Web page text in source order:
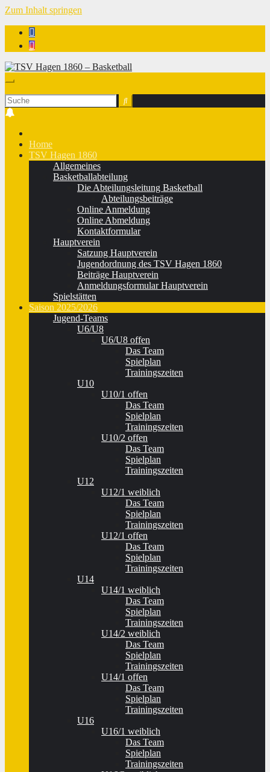
Zum Inhalt springen
Home
TSV Hagen 1860
Allgemeines
Basketballabteilung
Die Abteilungsleitung Basketball
Abteilungsbeiträge
Online Anmeldung
Online Abmeldung
Kontaktformular
Hauptverein
Satzung Hauptverein
Jugendordnung des TSV Hagen 1860
Beiträge Hauptverein
Anmeldungsformular Hauptverein
Spielstätten
Saison 2025/2026
Jugend-Teams
U6/U8
U6/U8 offen
Das Team
Spielplan
Trainingszeiten
U10
U10/1 offen
Das Team
Spielplan
Trainingszeiten
U10/2 offen
Das Team
Spielplan
Trainingszeiten
U12
U12/1 weiblich
Das Team
Spielplan
Trainingszeiten
U12/1 offen
Das Team
Spielplan
Trainingszeiten
U14
U14/1 weiblich
Das Team
Spielplan
Trainingszeiten
U14/2 weiblich
Das Team
Spielplan
Trainingszeiten
U14/1 offen
Das Team
Spielplan
Trainingszeiten
U16
U16/1 weiblich
Das Team
Spielplan
Trainingszeiten